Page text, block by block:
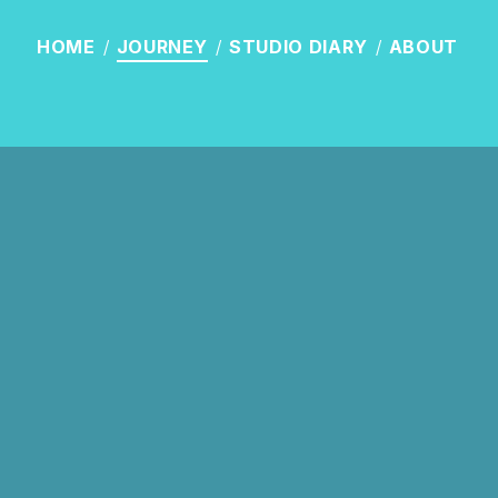
HOME JOURNEY STUDIO DIARY ABOUT